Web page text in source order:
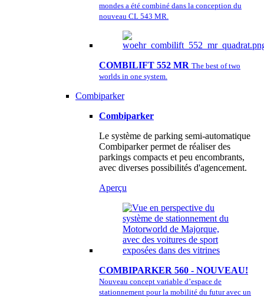
mondes a été combiné dans la conception du
nouveau CL 543 MR.
COMBILIFT 552 MR The best of two
worlds in one system.
Combiparker
Combiparker
Le système de parking semi-automatique
Combiparker permet de réaliser des
parkings compacts et peu encombrants,
avec diverses possibilités d'agencement.
Aperçu
COMBIPARKER 560 - NOUVEAU!
Nouveau concept variable d’espace de
stationnement pour la mobilité du futur avec un